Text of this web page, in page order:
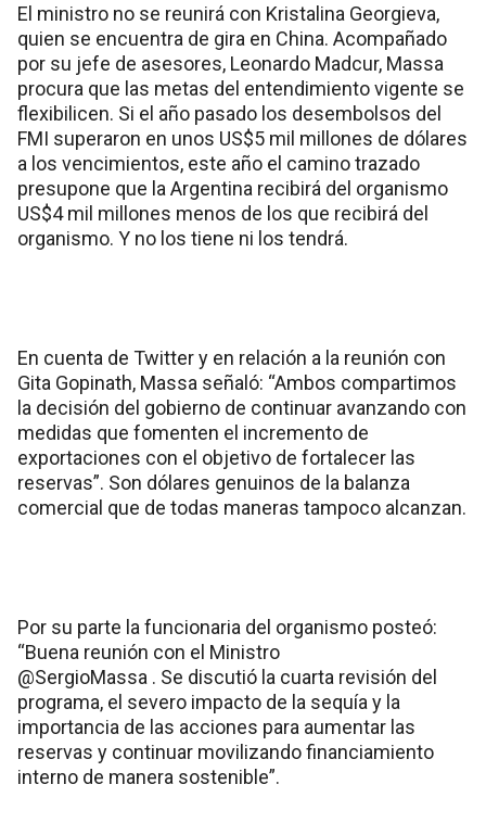
El ministro no se reunirá con Kristalina Georgieva,
quien se encuentra de gira en China. Acompañado
por su jefe de asesores, Leonardo Madcur, Massa
procura que las metas del entendimiento vigente se
flexibilicen. Si el año pasado los desembolsos del
FMI superaron en unos US$5 mil millones de dólares
a los vencimientos, este año el camino trazado
presupone que la Argentina recibirá del organismo
US$4 mil millones menos de los que recibirá del
organismo. Y no los tiene ni los tendrá.
En cuenta de Twitter y en relación a la reunión con
Gita Gopinath, Massa señaló: “Ambos compartimos
la decisión del gobierno de continuar avanzando con
medidas que fomenten el incremento de
exportaciones con el objetivo de fortalecer las
reservas”. Son dólares genuinos de la balanza
comercial que de todas maneras tampoco alcanzan.
Por su parte la funcionaria del organismo posteó:
“Buena reunión con el Ministro
@SergioMassa . Se discutió la cuarta revisión del
programa, el severo impacto de la sequía y la
importancia de las acciones para aumentar las
reservas y continuar movilizando financiamiento
interno de manera sostenible”.